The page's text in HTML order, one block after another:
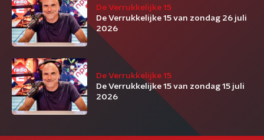
De Verrukkelijke 15
De Verrukkelijke 15 van zondag 26 juli
2026
De Verrukkelijke 15
De Verrukkelijke 15 van zondag 15 juli
2026